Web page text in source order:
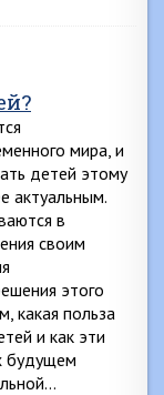
мира, и
детей этому
актуальным.
в
своим
этого
какая польза
и как эти
будущем